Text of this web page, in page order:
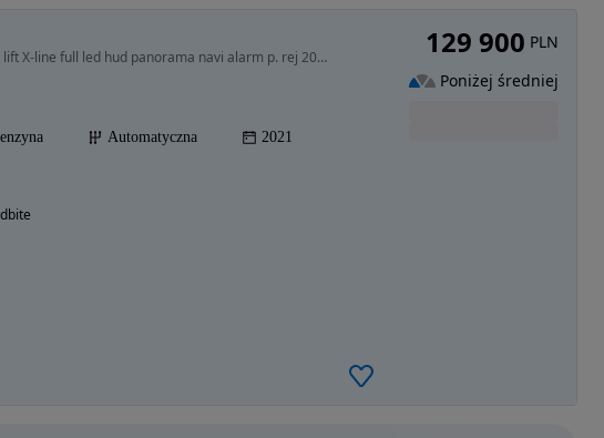
1998 cm3 • 252 KM • BMW X3 30i lift X-line full led hud panorama navi alarm p. rej 2022
Automatyczna 2021
129 900 PLN
Poniżej średniej